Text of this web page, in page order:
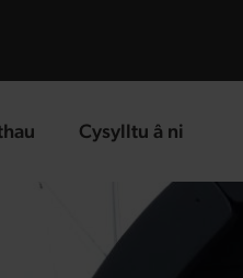
Cysylltu â ni
landing page